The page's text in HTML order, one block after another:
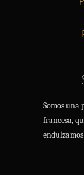
Somos una
francesa,